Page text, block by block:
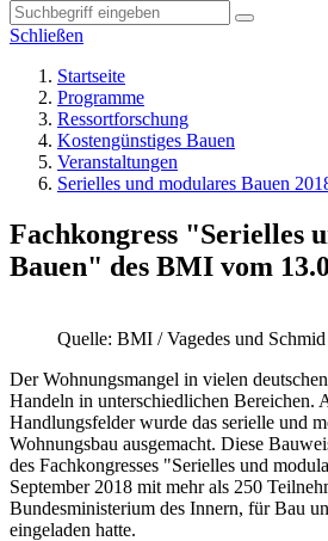
Schließen
Startseite
Programme
Ressortforschung
Kostengünstiges Bauen
Veranstaltungen
Serielles und modulares Bauen
Fachkongress "Serielles
Bauen" des BMI vom
Quelle: BMI / Vagedes und Schmid
Der Wohnungsmangel in vielen
Handeln in unterschiedlichen Bereichen.
Handlungsfelder wurde das serielle und
Wohnungsbau ausgemacht. Diese
des Fachkongresses "Serielles und
September 2018 mit mehr als 250
Bundesministerium des Innern, für Bau
eingeladen hatte.